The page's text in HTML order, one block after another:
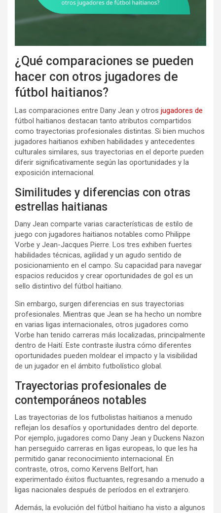
¿Qué comparaciones se pueden
hacer con otros jugadores de
fútbol haitianos?
Las comparaciones entre Dany Jean y otros jugadores de
fútbol haitianos destacan tanto atributos compartidos
como trayectorias profesionales distintas. Si bien muchos
jugadores haitianos exhiben habilidades y antecedentes
culturales similares, sus trayectorias en el deporte pueden
diferir significativamente según las oportunidades y la
exposición internacional.
Similitudes y diferencias con otras
estrellas haitianas
Dany Jean comparte varias características de estilo de
juego con jugadores haitianos notables como Philippe
Vorbe y Jean-Jacques Pierre. Los tres exhiben fuertes
habilidades técnicas, agilidad y un agudo sentido de
posicionamiento en el campo. Su capacidad para navegar
espacios reducidos y crear oportunidades de gol es un
sello distintivo del fútbol haitiano.
Sin embargo, surgen diferencias en sus trayectorias
profesionales. Mientras que Jean se ha hecho un nombre
en varias ligas internacionales, otros jugadores como
Vorbe han tenido carreras más localizadas, principalmente
dentro de Haití. Este contraste ilustra cómo diferentes
oportunidades pueden moldear el impacto y la visibilidad
de un jugador en el ámbito futbolístico global.
Trayectorias profesionales de
contemporáneos notables
Las trayectorias de los futbolistas haitianos a menudo
reflejan los desafíos y oportunidades dentro del deporte.
Por ejemplo, jugadores como Dany Jean y Duckens Nazon
han perseguido carreras en ligas europeas, lo que les ha
permitido ganar reconocimiento internacional. En
contraste, otros, como Kervens Belfort, han
experimentado éxitos fluctuantes, regresando a menudo a
ligas nacionales después de períodos en el extranjero.
Además, la evolución del fútbol haitiano ha visto a algunos